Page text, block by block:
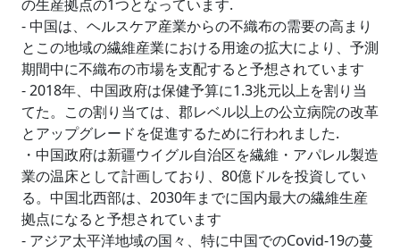
の生産拠点の1つとなっています.
- 中国は、ヘルスケア産業からの不織布の需要の高まり
とこの地域の繊維産業における用途の拡大により、予測
期間中に不織布の市場を支配すると予想されています
- 2018年、中国政府は保健予算に1.3兆元以上を割り当
てた。この割り当ては、郡レベル以上の公立病院の改革
とアップグレードを促進するために行われました.
・中国政府は新疆ウイグル自治区を繊維・アパレル製造
業の温床として計画しており、80億ドルを投資してい
る。中国北西部は、2030年までに国内最大の繊維生産
拠点になると予想されています
- アジア太平洋地域の国々、特に中国でのCovid-19の蔓